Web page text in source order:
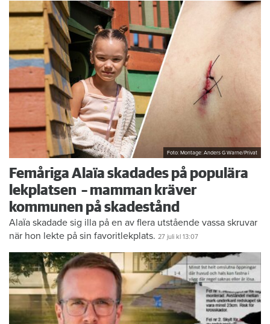
Foto: Montage: Anders G Warne/Privat
Femåriga Alaïa skadades på populära
lekplatsen – mamman kräver
kommunen på skadestånd
Alaïa skadade sig illa på en av flera utstående vassa skruvar
när hon lekte på sin favoritlekplats. 27 juli kl 13:07